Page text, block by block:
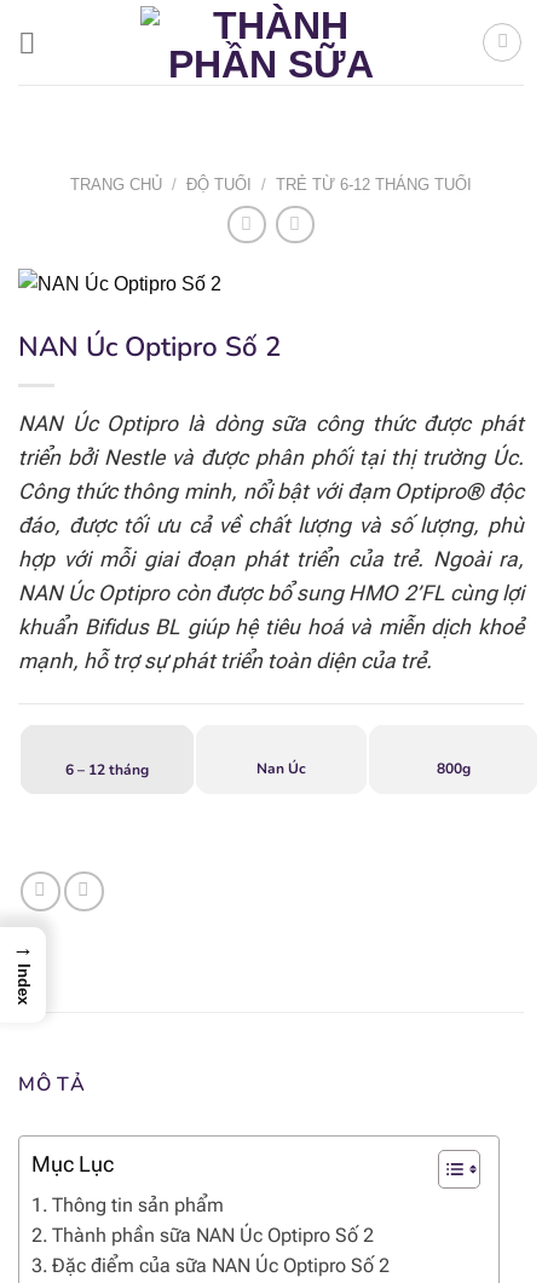
TRANG CHỦ / ĐỘ TUỔI / TRẺ TỪ 6-12 THÁNG TUỔI
NAN Úc Optipro Số 2
NAN Úc Optipro là dòng sữa công thức được phát
triển bởi Nestle và được phân phối tại thị trường Úc.
Công thức thông minh, nổi bật với đạm Optipro® độc
đáo, được tối ưu cả về chất lượng và số lượng, phù
hợp với mỗi giai đoạn phát triển của trẻ. Ngoài ra,
NAN Úc Optipro còn được bổ sung HMO 2’FL cùng lợi
khuẩn Bifidus BL giúp hệ tiêu hoá và miễn dịch khoẻ
mạnh, hỗ trợ sự phát triển toàn diện của trẻ.
6 – 12 tháng Nan Úc 800g
MÔ TẢ
Mục Lục
Thông tin sản phẩm
Thành phần sữa NAN Úc Optipro Số 2
Đặc điểm của sữa NAN Úc Optipro Số 2
→
Index